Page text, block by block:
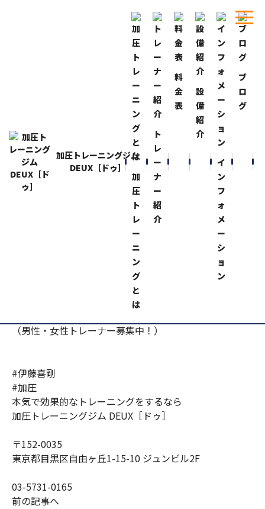
加圧トレーニングジム
DEUX［ドゥ］
加
圧
ト
レ
ー
ニ
ン
グ
と
は
ト
レ
ー
ナ
ー
紹
介
料
金
表
設
備
紹
介
イ
ン
フ
ォ
メ
ー
シ
ョ
ン
ブ
ロ
グ
こりゃダメだ！
2020-7-8
会員様が使っている話しを聞いて『マッサージガン』
購入してみました！
翌日の届き楽しみにしていましたが、使用して数分？数
何度も試してみましたが、同じように出てしまい、返品
試しに購入したので安いものはやっぱりダメですね！
口コミとかランキングとかみて購入します！
加圧トレーニングジムＤＥＵＸ https://kaatsu-
（男性・女性トレーナー募集中！）
#伊藤喜剛
#加圧
本気で効果的なトレーニングをするなら
加圧トレーニングジム DEUX［ドゥ］
〒152-0035
東京都目黒区自由ヶ丘1-15-10 ジュンビル2F
03-5731-0165
前の記事へ